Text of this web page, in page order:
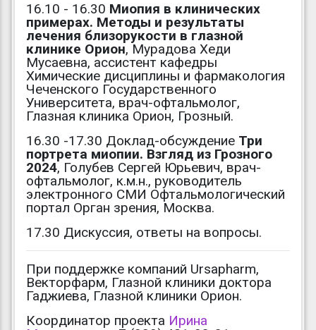
16.10 - 16.30 Миопия в клинических
примерах. Методы и результаты
лечения близорукости в глазной
клинике Орион, Мурадова Хеди
Мусаевна, ассистент кафедры
Химические дисциплины и фармакология
Чеченского Государственного
Университета, врач-офтальмолог,
Глазная клиника Орион, Грозный.
16.30 -17.30 Доклад-обсуждение Три
портрета миопии. Взгляд из Грозного
2024, Голубев Сергей Юрьевич, врач-
офтальмолог, к.м.н., руководитель
электронного СМИ Офтальмологический
портал Орган зрения, Москва.
17.30 Дискуссия, ответы на вопросы.
При поддержке компаний Ursapharm,
Векторфарм, Глазной клиники доктора
Гаджиева, Глазной клиники Орион.
Координатор проекта Ирина